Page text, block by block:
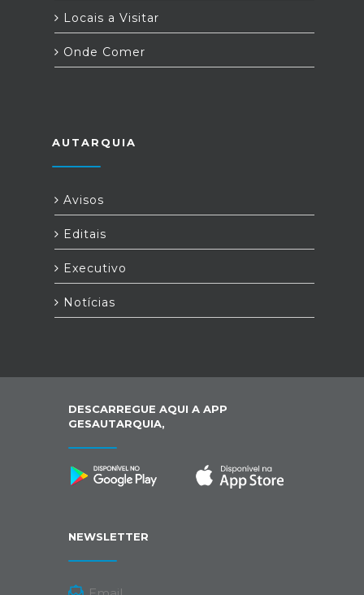
Locais a Visitar
Onde Comer
AUTARQUIA
Avisos
Editais
Executivo
Notícias
DESCARREGUE AQUI A APP
GESAUTARQUIA,
NEWSLETTER